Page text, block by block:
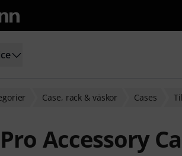
Case, rack & väskor Cases
Accessory